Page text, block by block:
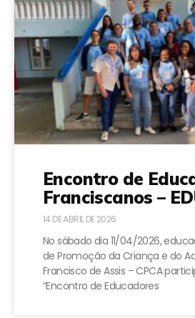
Encontro de
Franciscanos –
14 DE ABRIL DE 2026
No sábado dia 11/04/2026,
de Promoção da Criança e do
Francisco de Assis – CPCA
“Encontro de Educadores